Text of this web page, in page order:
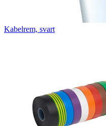
Kabelrem, svart